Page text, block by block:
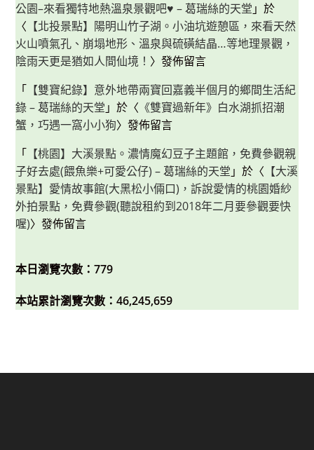
公園–來看獨特地熱溫泉景觀吧♥ – 葛瑞絲的天堂 」於
〈 【北投景點】陽明山竹子湖。小油坑遊憩區，來看天然
火山噴氣孔、崩塌地形、溫泉與硫磺結晶…等地理景觀，
陰雨天更是猶如人間仙境！ 〉發佈留言
「 【雙寶紀錄】意外地帶兩寶回嘉義半個月的鄉間生活紀
錄 – 葛瑞絲的天堂 」於〈 《雙寶過新年》白水湖抓招潮
蟹，巧遇一窩小小狗〉發佈留言
「 【桃園】大溪景點。濃情魔幻豆子主題館，免費參觀親
子好去處(餵魚樂+可愛公仔) – 葛瑞絲的天堂 」於〈 【大溪
景點】愛情故事館(大黑松小倆口)，訴說愛情的桃園婚紗
外拍景點，免費參觀(聽說租約到2018年二月要參觀要快
喔)〉發佈留言
本日瀏覽次數：779
本站累計瀏覽次數：46,245,659